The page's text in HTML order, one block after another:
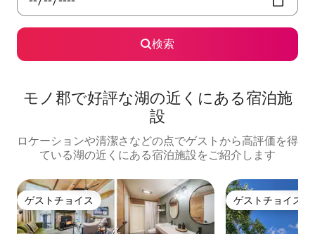
検索
モノ郡で好評な湖の近くにある宿泊施
設
ロケーションや清潔さなどの点でゲストから高評価を得
ている湖の近くにある宿泊施設をご紹介します
ゲストチョイス
ゲストチョイス ゲストチョイス
ゲストチョイス